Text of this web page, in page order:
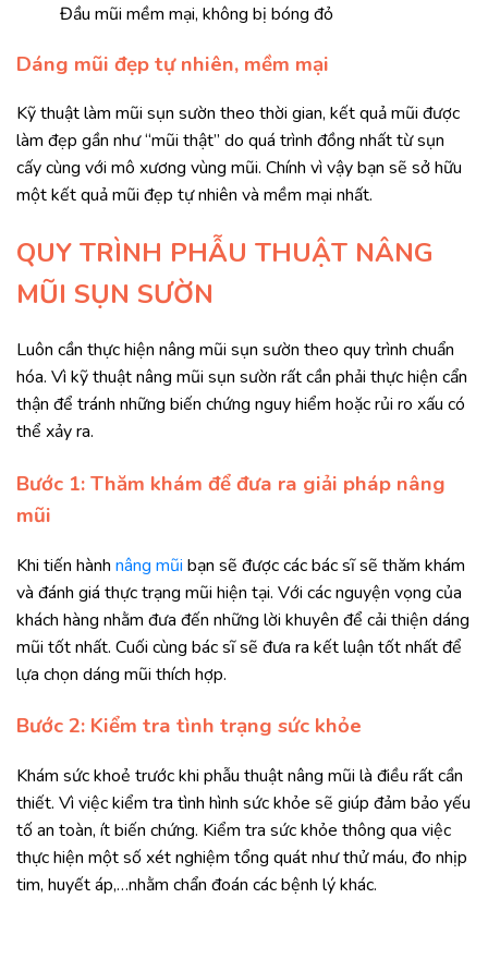
Đầu mũi mềm mại, không bị bóng đỏ
Dáng mũi đẹp tự nhiên, mềm mại
Kỹ thuật làm mũi sụn sườn theo thời gian, kết quả mũi được
làm đẹp gần như “mũi thật” do quá trình đồng nhất từ sụn
cấy cùng với mô xương vùng mũi. Chính vì vậy bạn sẽ sở hữu
một kết quả mũi đẹp tự nhiên và mềm mại nhất.
QUY TRÌNH PHẪU THUẬT NÂNG
MŨI SỤN SƯỜN
Luôn cần thực hiện nâng mũi sụn sườn theo quy trình chuẩn
hóa. Vì kỹ thuật nâng mũi sụn sườn rất cần phải thực hiện cẩn
thận để tránh những biến chứng nguy hiểm hoặc rủi ro xấu có
thể xảy ra.
Bước 1: Thăm khám để đưa ra giải pháp nâng
mũi
Khi tiến hành nâng mũi bạn sẽ được các bác sĩ sẽ thăm khám
và đánh giá thực trạng mũi hiện tại. Với các nguyện vọng của
khách hàng nhằm đưa đến những lời khuyên để cải thiện dáng
mũi tốt nhất. Cuối cùng bác sĩ sẽ đưa ra kết luận tốt nhất để
lựa chọn dáng mũi thích hợp.
Bước 2: Kiểm tra tình trạng sức khỏe
Khám sức khoẻ trước khi phẫu thuật nâng mũi là điều rất cần
thiết. Vì việc kiểm tra tình hình sức khỏe sẽ giúp đảm bảo yếu
tố an toàn, ít biến chứng. Kiểm tra sức khỏe thông qua việc
thực hiện một số xét nghiệm tổng quát như thử máu, đo nhịp
tim, huyết áp,…nhằm chẩn đoán các bệnh lý khác.